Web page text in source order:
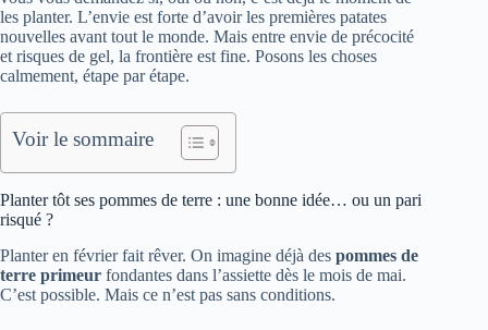
les planter. L’envie est forte d’avoir les premières patates
nouvelles avant tout le monde. Mais entre envie de précocité
et risques de gel, la frontière est fine. Posons les choses
calmement, étape par étape.
Voir le sommaire
Planter tôt ses pommes de terre : une bonne idée… ou un pari
risqué ?
Planter en février fait rêver. On imagine déjà des pommes de
terre primeur fondantes dans l’assiette dès le mois de mai.
C’est possible. Mais ce n’est pas sans conditions.